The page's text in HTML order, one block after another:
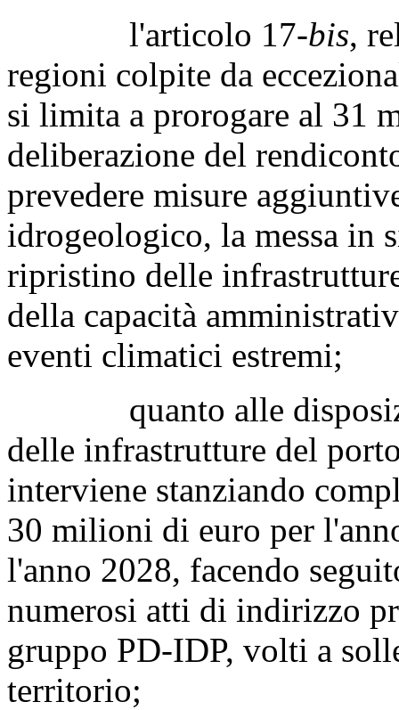
l'articolo 17-bis,
regioni colpite da
si limita a prorogare al 31
deliberazione del
prevedere misure
idrogeologico, la messa in
ripristino delle
della capacità
eventi climatici estremi;
quanto alle
delle infrastrutture del
interviene stanziando
30 milioni di euro per
l'anno 2028, facendo
numerosi atti di indirizzo
gruppo PD-IDP, volti a
territorio;